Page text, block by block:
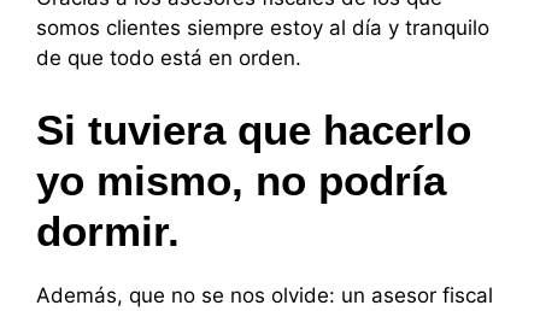
somos clientes siempre estoy al día y tranquilo
de que todo está en orden.
Si tuviera que hacerlo
yo mismo, no podría
dormir.
Además, que no se nos olvide: un asesor fiscal